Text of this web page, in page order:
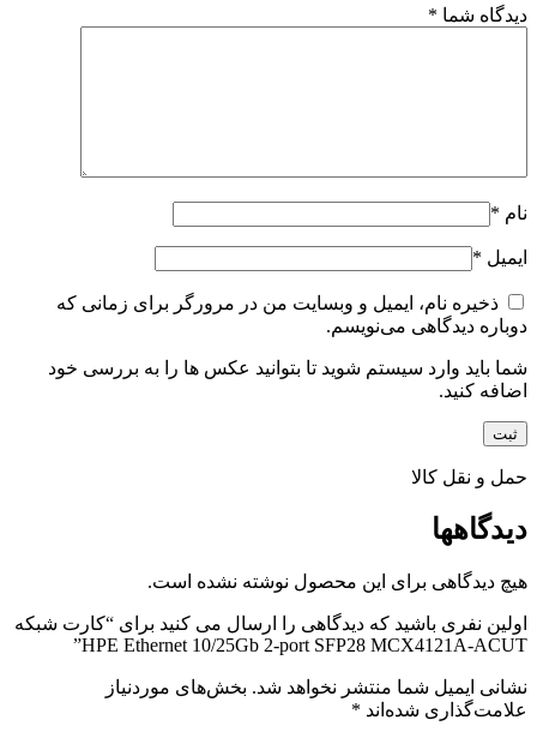
دیدگاه شما *
نام *
ایمیل *
ذخیره نام، ایمیل و وبسایت من در مرورگر برای زمانی که
دوباره دیدگاهی می‌نویسم.
شما باید وارد سیستم شوید تا بتوانید عکس ها را به بررسی خود
اضافه کنید.
حمل و نقل کالا
دیدگاهها
هیچ دیدگاهی برای این محصول نوشته نشده است.
اولین نفری باشید که دیدگاهی را ارسال می کنید برای “کارت شبکه
HPE Ethernet 10/25Gb 2-port SFP28 MCX4121A-ACUT”
نشانی ایمیل شما منتشر نخواهد شد. بخش‌های موردنیاز
علامت‌گذاری شده‌اند *